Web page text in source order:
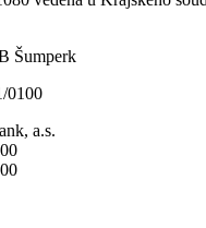
Šumperk
0100
a.s.